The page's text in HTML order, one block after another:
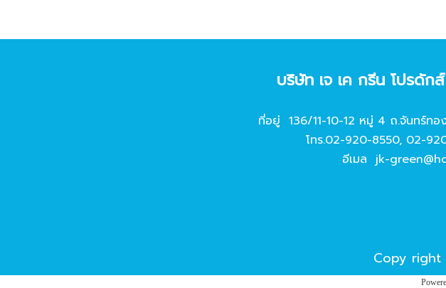
บริษัท เจ เค กรีน โปรดั
ที่อยู่ 136/11-10-12 หมู่ 4 ถ.จันทร์ทอ
โทร.02-920-8550, 02-
อีเมล jk-
Copy right